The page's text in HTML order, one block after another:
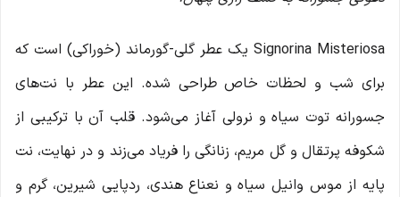
Signorina Misteriosa یک عطر گلی-گورماند (خوراکی) است که
برای شب و لحظات خاص طراحی شده. این عطر با نت‌های
جسورانه توت سیاه و نرولی آغاز می‌شود. قلب آن با ترکیبی از
شکوفه پرتقال و گل مریم، زنانگی را فریاد می‌زند و در نهایت، نت
پایه از موس وانیل سیاه و نعناع هندی، ردپایی شیرین، گرم و